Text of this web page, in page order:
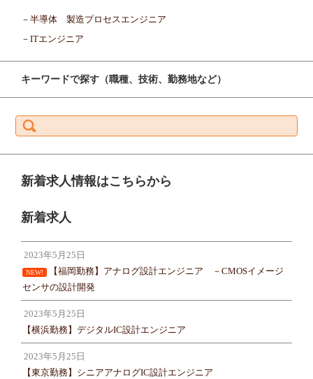
－半導体 製造プロセスエンジニア
－ITエンジニア
キーワードで探す（職種、技術、勤務地など）
索:
新着求人情報はこちらから
新着求人
2023年5月25日
NEW!
【福岡勤務】アナログ設計エンジニア －CMOSイメージ
センサの設計開発
2023年5月25日
【横浜勤務】デジタルIC設計エンジニア
2023年5月25日
【東京勤務】シニアアナログIC設計エンジニア